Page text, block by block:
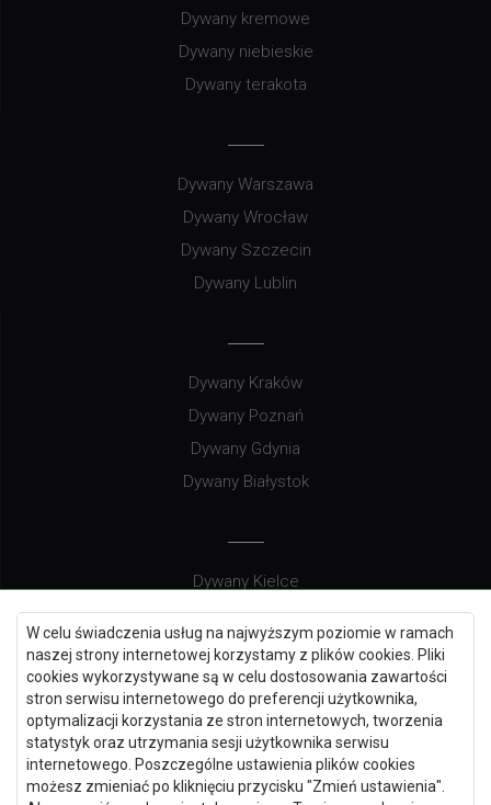
W celu świadczenia usług na najwyższym poziomie w ramach
naszej strony internetowej korzystamy z plików cookies. Pliki
cookies wykorzystywane są w celu dostosowania zawartości
stron serwisu internetowego do preferencji użytkownika,
optymalizacji korzystania ze stron internetowych, tworzenia
statystyk oraz utrzymania sesji użytkownika serwisu
internetowego. Poszczególne ustawienia plików cookies
możesz zmieniać po kliknięciu przycisku "Zmień ustawienia".
Dywany kremowe
Dywany niebieskie
Dywany terakota
Dywany Warszawa
Dywany Wrocław
Dywany Szczecin
Dywany Lublin
Dywany Kraków
Dywany Poznań
Dywany Gdynia
Dywany Białystok
Dywany Kielce
Dywany Gdańsk
Dywany Toruń
Dywany Bydgoszcz
Dywany Łódź